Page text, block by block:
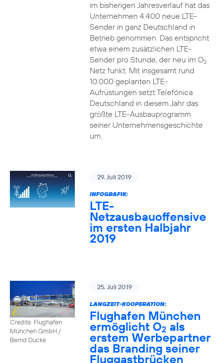
im bisherigen Jahresverlauf hat das
Unternehmen 4.400 neue LTE-
Sender in ganz Deutschland in
Betrieb genommen. Das entspricht
etwa einem zusätzlichen LTE-
Sender pro Stunde, der neu im O2
Netz funkt. Mit insgesamt rund
10.000 geplanten LTE-
Aufrüstungen setzt Telefónica
Deutschland in diesem Jahr das
größte LTE-Ausbauprogramm
seiner Unternehmensgeschichte
um.
29. Juli 2019
INFOGRAFIK:
LTE-
Netzausbauoffensive
im ersten Halbjahr
2019
Credits: Flughafen
München GmbH /
Bernd Ducke
25. Juli 2019
LANGZEIT-KOOPERATION:
Flughafen München
ermöglicht O2 als
erstem Werbepartner
das Branding seiner
Fluggastbrücken